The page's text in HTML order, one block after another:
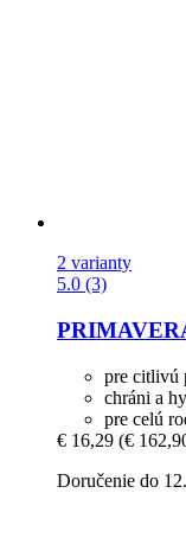
2 varianty
5.0 (3)
pre citlivú
chráni a
pre celú
€ 16,29 (€
Doručenie do